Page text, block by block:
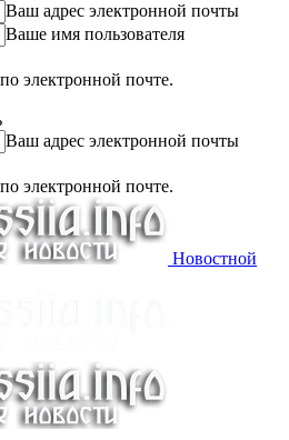
Ваш адрес электронной почты
Ваше имя пользователя
электронной почте.
Ваш адрес электронной почты
электронной почте.
Новостной